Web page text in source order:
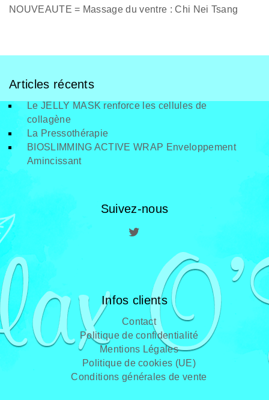
NOUVEAUTE = Massage du ventre : Chi Nei Tsang
Articles récents
Le JELLY MASK renforce les cellules de
collagène
La Pressothérapie
BIOSLIMMING ACTIVE WRAP Enveloppement
Amincissant
Suivez-nous
Infos clients
Contact
Politique de confidentialité
Mentions Légales
Politique de cookies (UE)
Conditions générales de vente